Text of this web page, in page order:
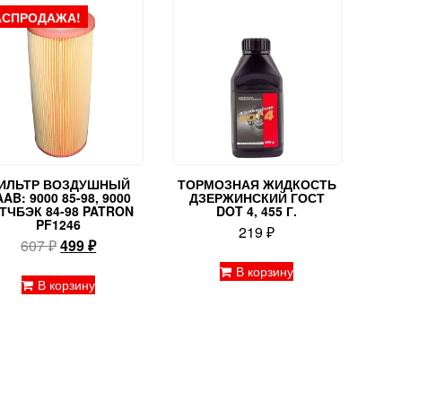
ВОЗДУШНЫЙ
9000 85-98, 9000
84-98 PATRON
PF1246
607₽Первоначальная
составляла
499₽Текущая
В корзину
ТОРМОЗНАЯ ЖИДКОСТЬ
ДЗЕРЖИНСКИЙ ГОСТ
DOT 4, 455 Г.
219₽
В корзину